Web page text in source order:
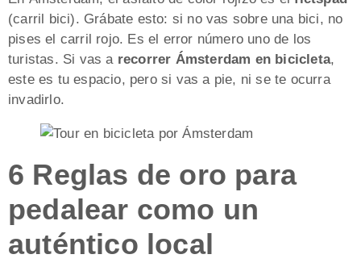
(carril bici). Grábate esto: si no vas sobre una bici, no
pises el carril rojo. Es el error número uno de los
turistas. Si vas a recorrer Ámsterdam en bicicleta,
este es tu espacio, pero si vas a pie, ni se te ocurra
invadirlo.
6 Reglas de oro para
pedalear como un
auténtico local